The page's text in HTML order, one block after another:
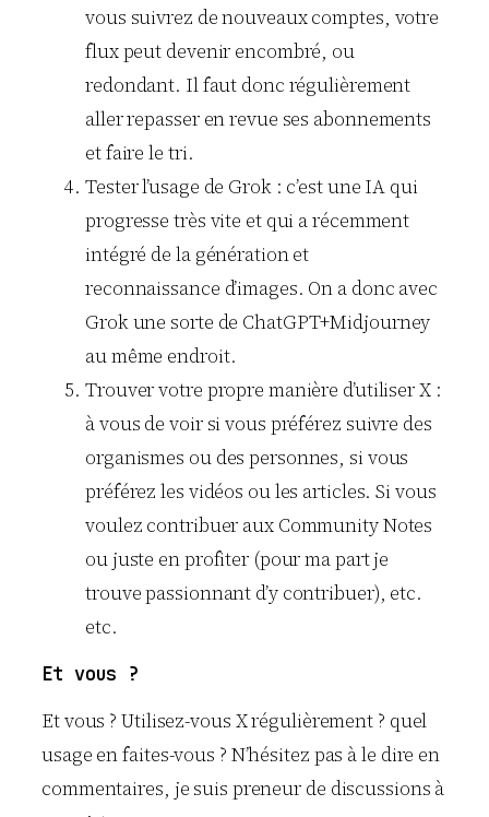
vous suivrez de nouveaux comptes, votre
flux peut devenir encombré, ou
redondant. Il faut donc régulièrement
aller repasser en revue ses abonnements
et faire le tri.
Tester l’usage de Grok : c’est une IA qui
progresse très vite et qui a récemment
intégré de la génération et
reconnaissance d’images. On a donc avec
Grok une sorte de ChatGPT+Midjourney
au même endroit.
Trouver votre propre manière d’utiliser X :
à vous de voir si vous préférez suivre des
organismes ou des personnes, si vous
préférez les vidéos ou les articles. Si vous
voulez contribuer aux Community Notes
ou juste en profiter (pour ma part je
trouve passionnant d’y contribuer), etc.
etc.
Et vous ?
Et vous ? Utilisez-vous X régulièrement ? quel
usage en faites-vous ? N’hésitez pas à le dire en
commentaires, je suis preneur de discussions à